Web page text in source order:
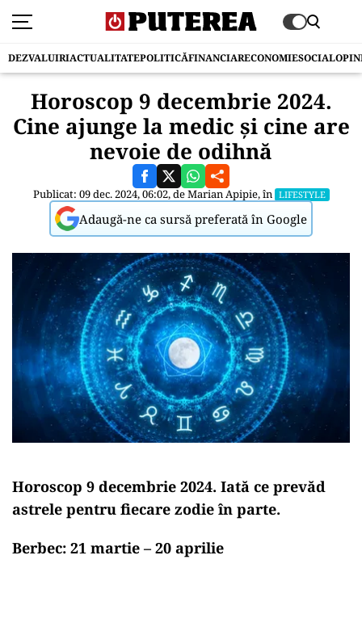
DEZVALUIRIACTUALITATEPOLITICĂFINANCIARECONOMIESOCIAL
Horoscop 9 decembrie 2024.
Cine ajunge la medic și cine are
nevoie de odihnă
Publicat: 09 dec. 2024, 06:02, deMarian Apipie, în LIFESTYLE
Adaugă-ne ca sursă preferată în Google
Horoscop 9 decembrie 2024. Iată ce prevăd
astrele pentru fiecare zodie în parte.
Berbec: 21 martie – 20 aprilie